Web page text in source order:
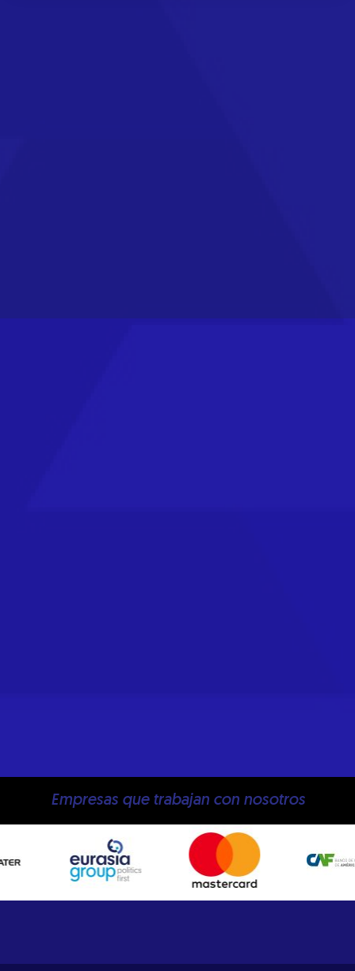
Empresas que trabajan con nosotros